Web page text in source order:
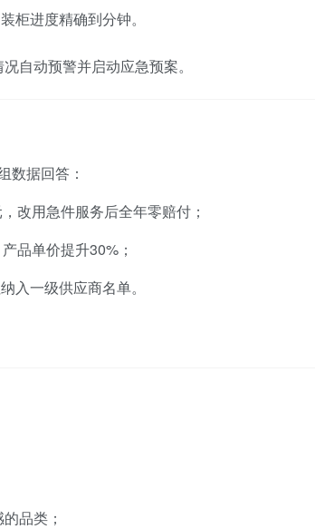
柜进度精确到分钟。
自动预警并启动应急预案。
数据回答：
改用急件服务后全年零赔付；
品单价提升30%；
入一级供应商名单。
品类；